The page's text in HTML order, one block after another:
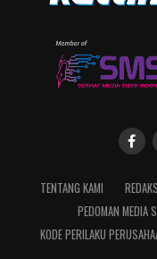
TENTANG KAMI
PEDOMAN MEDIA
KODE PERILAKU